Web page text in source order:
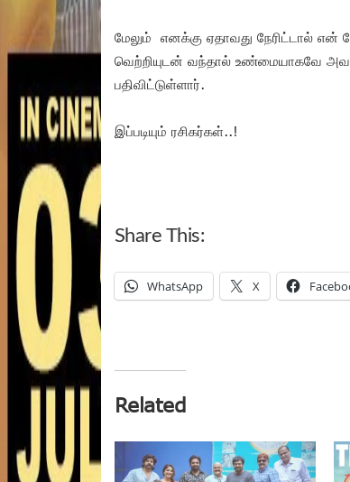
மேலும் எனக்கு ஏதாவது நேரிட்டால் என்
வெற்றியுடன் வந்தால் உண்மையாகவே
பதிவிட்டுள்ளார்.
இப்படியும் ரசிகர்கள்..!
Share This:
WhatsApp X
Related